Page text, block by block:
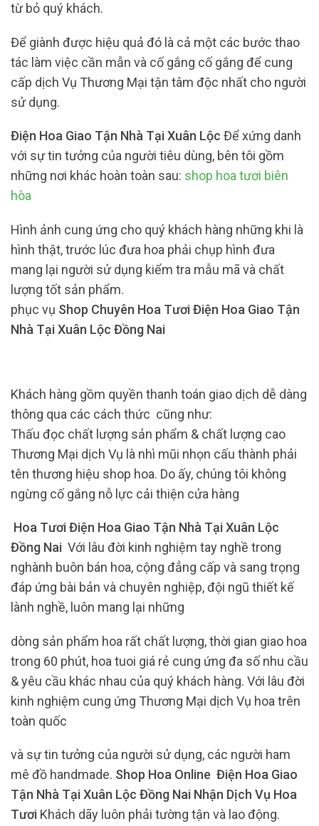
từ bỏ quý khách.
Để giành được hiệu quả đó là cả một các bước thao
tác làm việc cần mẫn và cố gắng cố gắng để cung
cấp dịch Vụ Thương Mại tận tâm độc nhất cho người
sử dụng.
Điện Hoa Giao Tận Nhà Tại Xuân Lộc Để xứng danh
với sự tin tưởng của người tiêu dùng, bên tôi gồm
những nơi khác hoàn toàn sau: shop hoa tươi biên
hòa
Hình ảnh cung ứng cho quý khách hàng những khi là
hình thật, trước lúc đưa hoa phải chụp hình đưa
mang lại người sử dụng kiểm tra mẫu mã và chất
lượng tốt sản phẩm.
phục vụ Shop Chuyên Hoa Tươi Điện Hoa Giao Tận
Nhà Tại Xuân Lộc Đồng Nai
Khách hàng gồm quyền thanh toán giao dịch dễ dàng
thông qua các cách thức cũng như:
Thấu đọc chất lượng sản phẩm & chất lượng cao
Thương Mại dịch Vụ là nhì mũi nhọn cấu thành phải
tên thương hiệu shop hoa. Do ấy, chúng tôi không
ngừng cố gắng nỗ lực cải thiện cửa hàng
Hoa Tươi Điện Hoa Giao Tận Nhà Tại Xuân Lộc
Đồng Nai Với lâu đời kinh nghiệm tay nghề trong
nghành buôn bán hoa, cộng đẳng cấp và sang trọng
đáp ứng bài bản và chuyên nghiệp, đội ngũ thiết kế
lành nghề, luôn mang lại những
dòng sản phẩm hoa rất chất lượng, thời gian giao hoa
trong 60 phút, hoa tuoi giá rẻ cung ứng đa số nhu cầu
& yêu cầu khác nhau của quý khách hàng. Với lâu đời
kinh nghiệm cung ứng Thương Mại dịch Vụ hoa trên
toàn quốc
và sự tin tưởng của người sử dụng, các người ham
mê đồ handmade. Shop Hoa Online Điện Hoa Giao
Tận Nhà Tại Xuân Lộc Đồng Nai Nhận Dịch Vụ Hoa
Tươi Khách dãy luôn phải tường tận và lao động.